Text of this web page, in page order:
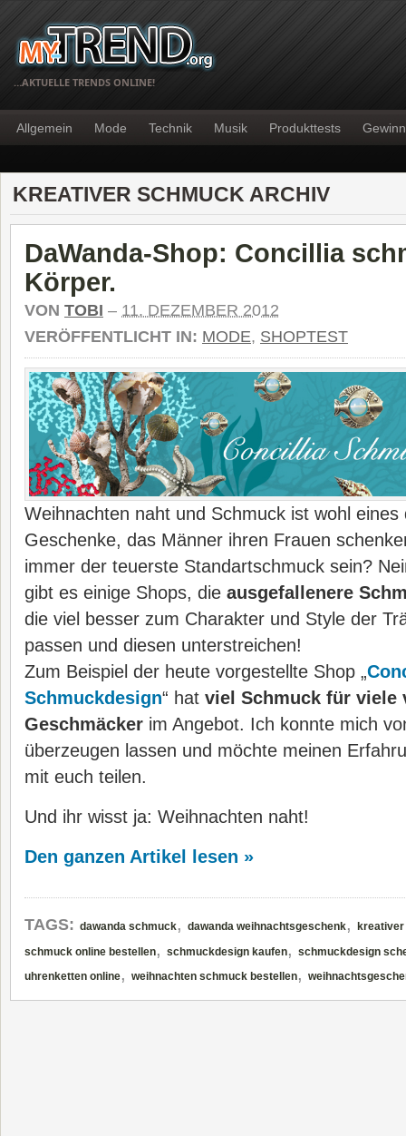
…AKTUELLE TRENDS ONLINE!
Allgemein Mode Technik Musik Produkttests
KREATIVER SCHMUCK ARCHIV
DaWanda-Shop: Concillia
Körper.
VON TOBI – 11. DEZEMBER 2012
VERÖFFENTLICHT IN: MODE, SHOPTEST
Weihnachten naht und Schmuck ist wohl eines
Geschenke, das Männer ihren Frauen
immer der teuerste Standartschmuck sein?
gibt es einige Shops, die ausgefallenere
die viel besser zum Charakter und Style der
passen und diesen unterstreichen!
Zum Beispiel der heute vorgestellte Shop „
Schmuckdesign“ hat viel Schmuck für viele
Geschmäcker im Angebot. Ich konnte mich
überzeugen lassen und möchte meinen
mit euch teilen.
Und ihr wisst ja: Weihnachten naht!
Den ganzen Artikel lesen »
TAGS: dawanda schmuck, dawanda weihnachtsgeschenk,
schmuck online bestellen, schmuckdesign kaufen, schmuckdesign
uhrenketten online, weihnachten schmuck bestellen,